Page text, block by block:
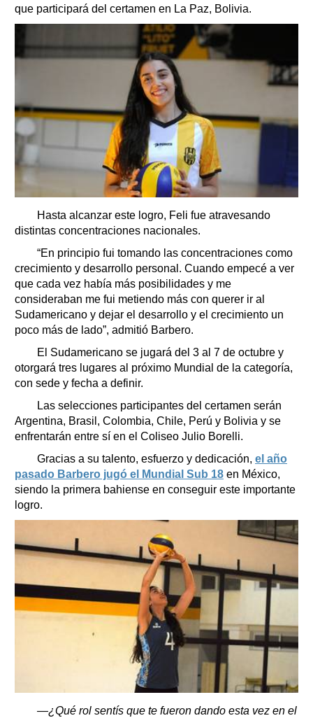
que participará del certamen en La Paz, Bolivia.
Hasta alcanzar este logro, Feli fue atravesando
distintas concentraciones nacionales.
“En principio fui tomando las concentraciones como
crecimiento y desarrollo personal. Cuando empecé a ver
que cada vez había más posibilidades y me
consideraban me fui metiendo más con querer ir al
Sudamericano y dejar el desarrollo y el crecimiento un
poco más de lado”, admitió Barbero.
El Sudamericano se jugará del 3 al 7 de octubre y
otorgará tres lugares al próximo Mundial de la categoría,
con sede y fecha a definir.
Las selecciones participantes del certamen serán
Argentina, Brasil, Colombia, Chile, Perú y Bolivia y se
enfrentarán entre sí en el Coliseo Julio Borelli.
Gracias a su talento, esfuerzo y dedicación, el año
pasado Barbero jugó el Mundial Sub 18 en México,
siendo la primera bahiense en conseguir este importante
logro.
—¿Qué rol sentís que te fueron dando esta vez en el